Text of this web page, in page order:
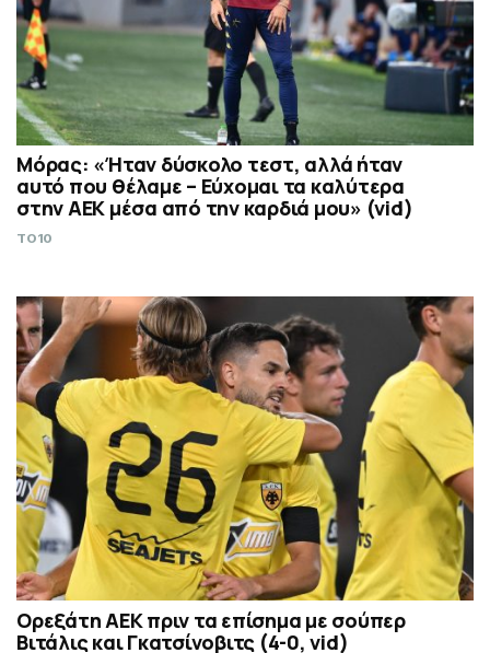
Μόρας: «Ήταν δύσκολο τεστ, αλλά ήταν
αυτό που θέλαμε – Εύχομαι τα καλύτερα
στην ΑΕΚ μέσα από την καρδιά μου» (vid)
TO10
Ορεξάτη ΑΕΚ πριν τα επίσημα με σούπερ
Βιτάλις και Γκατσίνοβιτς (4-0, vid)